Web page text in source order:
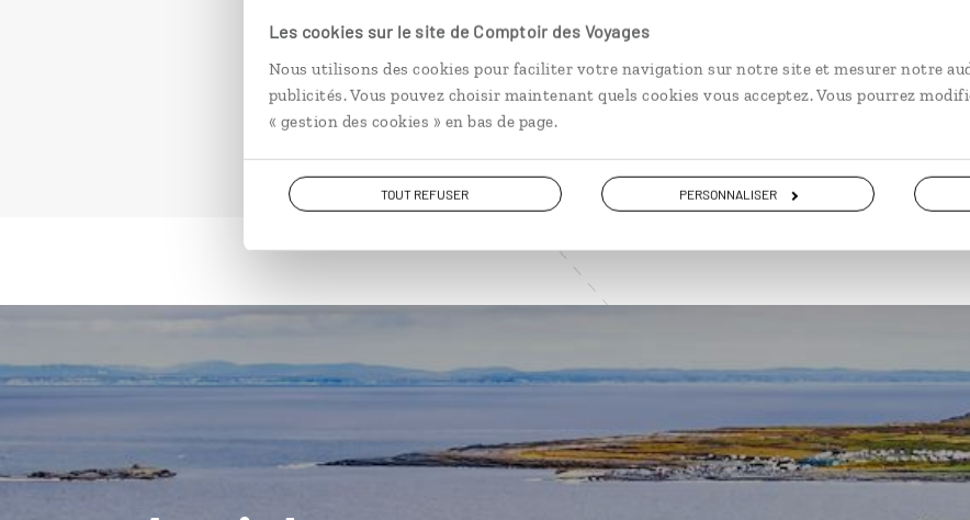
Les cookies sur le site de Comptoir des Voyages
Nous utilisons des cookies pour faciliter votre navigation sur notre site et mesurer notre
publicités. Vous pouvez choisir maintenant quels cookies vous acceptez. Vous pourrez
« gestion des cookies » en bas de page.
TOUT REFUSER PERSONNALISER
VOIR NOS 12 IDÉES DE VOYAGE EN IRLANDE